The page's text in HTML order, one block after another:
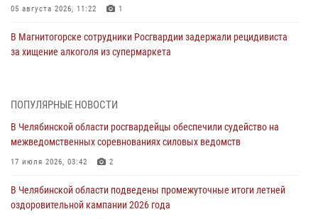
05 августа 2026, 11:22 1
В Магнитогорске сотрудники Росгвардии задержали рецидивиста
за хищение алкоголя из супермаркета
На Южном Урале спецназ Росгвардии провел военно-полевые
Росгвардейцы задержали трёх магазинных воров в Челябинске
На Южном Урале сотрудники Росгвардии задержали
ПОПУЛЯРНЫЕ НОВОСТИ
В Челябинской области росгвардейцы обеспечили судейство на
межведомственных соревнованиях силовых ведомств
17 июля 2026, 03:42 2
В Челябинской области подведены промежуточные итоги летней
оздоровительной кампании 2026 года